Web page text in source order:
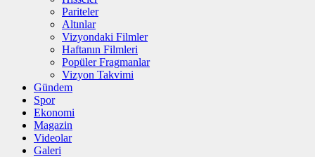
Pariteler
Altınlar
Vizyondaki Filmler
Haftanın Filmleri
Popüler Fragmanlar
Vizyon Takvimi
Gündem
Spor
Ekonomi
Magazin
Videolar
Galeri